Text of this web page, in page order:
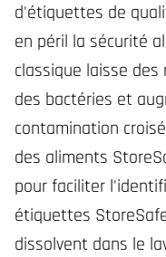
d'étiquettes de
en péril la sécurité
classique laisse
des bactéries et
contamination
des aliments
pour faciliter
étiquettes
dissolvent dans le